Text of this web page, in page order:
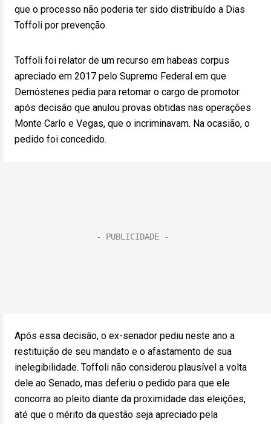
que o processo não poderia ter sido distribuído a Dias
Toffoli por prevenção.
Toffoli foi relator de um recurso em habeas corpus
apreciado em 2017 pelo Supremo Federal em que
Demóstenes pedia para retomar o cargo de promotor
após decisão que anulou provas obtidas nas operações
Monte Carlo e Vegas, que o incriminavam. Na ocasião, o
pedido foi concedido.
Após essa decisão, o ex-senador pediu neste ano a
restituição de seu mandato e o afastamento de sua
inelegibilidade. Toffoli não considerou plausível a volta
dele ao Senado, mas deferiu o pedido para que ele
concorra ao pleito diante da proximidade das eleições,
até que o mérito da questão seja apreciado pela